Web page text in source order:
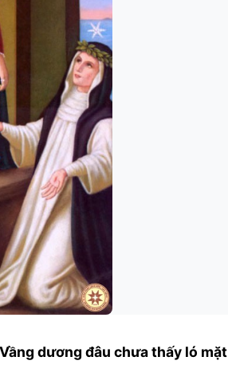
dương đâu chưa thấy ló mặt